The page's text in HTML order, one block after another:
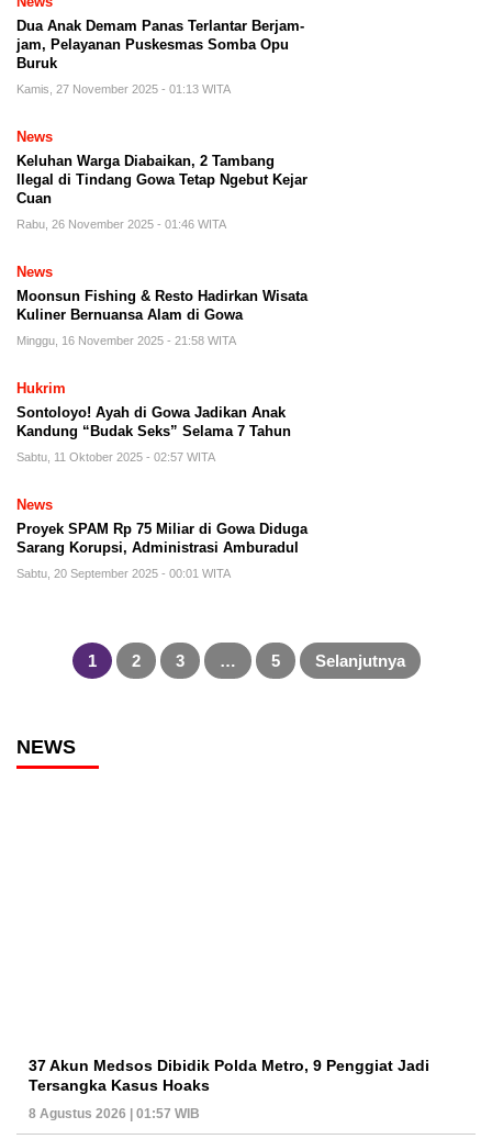
Dua Anak Demam Panas Terlantar Berjam-
jam, Pelayanan Puskesmas Somba Opu
Buruk
Kamis, 27 November 2025 - 01:13 WITA
News
Keluhan Warga Diabaikan, 2 Tambang
Ilegal di Tindang Gowa Tetap Ngebut Kejar
Cuan
Rabu, 26 November 2025 - 01:46 WITA
News
Moonsun Fishing & Resto Hadirkan Wisata
Kuliner Bernuansa Alam di Gowa
Minggu, 16 November 2025 - 21:58 WITA
Hukrim
Sontoloyo! Ayah di Gowa Jadikan Anak
Kandung “Budak Seks” Selama 7 Tahun
Sabtu, 11 Oktober 2025 - 02:57 WITA
News
Proyek SPAM Rp 75 Miliar di Gowa Diduga
Sarang Korupsi, Administrasi Amburadul
Sabtu, 20 September 2025 - 00:01 WITA
Paginasi
pos 1 2 3 … 5 Selanjutnya
NEWS
37 Akun Medsos Dibidik Polda Metro, 9 Penggiat Jadi
Tersangka Kasus Hoaks
8 Agustus 2026 | 01:57 WIB